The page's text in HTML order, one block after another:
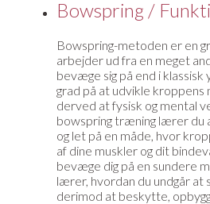
Bowspring /
Bowspring-metoden er en
arbejder ud fra en meget
bevæge sig på end i klassisk
grad på at udvikle
derved at fysisk og mental
bowspring træning lærer du
og let på en måde, hvor
af dine muskler og dit
bevæge dig på en sundere
lærer, hvordan du undgår at
derimod at beskytte,